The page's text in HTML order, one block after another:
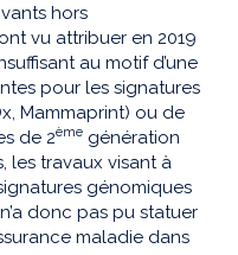
hors
vu attribuer en 2019
au motif d’une
pour les signatures
Mammaprint) ou de
de 2ème génération
les travaux visant à
génomiques
donc pas pu statuer
maladie dans